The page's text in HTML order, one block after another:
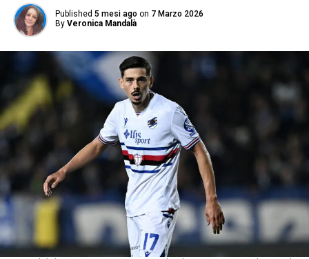
Published 5 mesi ago on 7 Marzo 2026
By Veronica Mandalà